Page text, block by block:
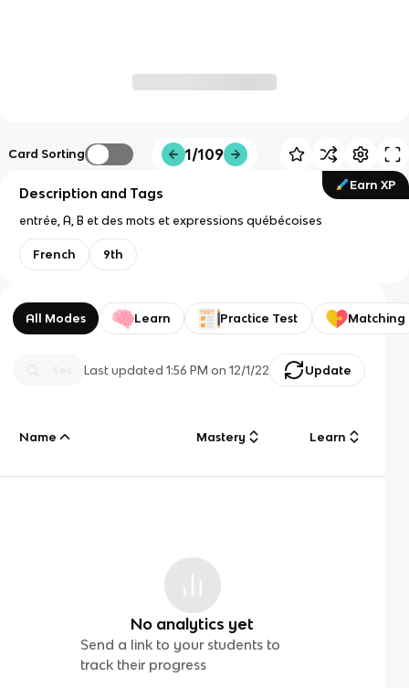
Card Sorting 1/109
Earn XP
Description and Tags
entrée, A, B et des mots et expressions québécoises
French 9th
All Modes Learn Practice Test Matching
Last updated1:56 PM on 12/1/22 Update
Name Mastery Learn
No analytics yet
Send a link to your students to
track their progress